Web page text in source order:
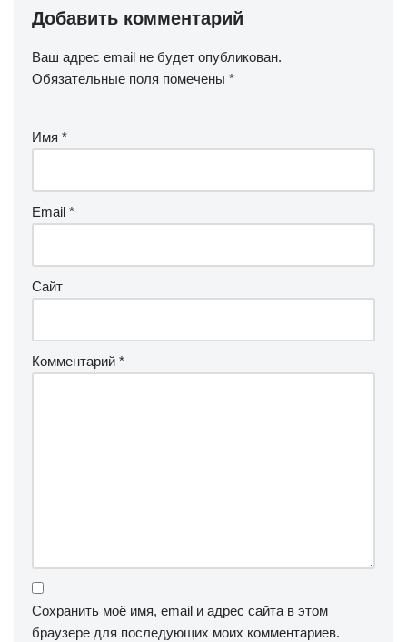
Добавить комментарий
Ваш адрес email не будет опубликован.
Обязательные поля помечены *
Имя *
Email *
Сайт
Комментарий *
Сохранить моё имя, email и адрес сайта в этом
браузере для последующих моих комментариев.